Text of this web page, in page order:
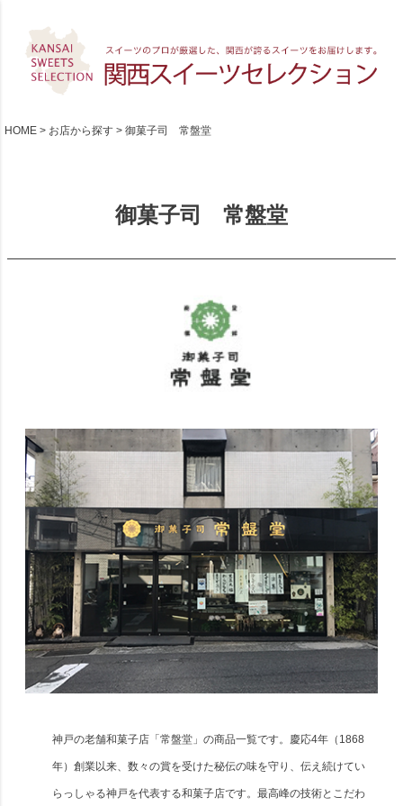
HOME お店から探す 御菓子司 常盤堂
御菓子司 常盤堂
神戸の老舗和菓子店「常盤堂」の商品一覧です。慶応4年（1868
年）創業以来、数々の賞を受けた秘伝の味を守り、伝え続けてい
らっしゃる神戸を代表する和菓子店です。最高峰の技術とこだわ